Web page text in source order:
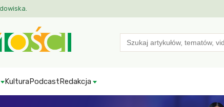
Search
for:
KulturaPodcastRedakcja